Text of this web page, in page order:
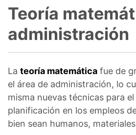
Teoría
administración
La teoría matemática fue de
el área de administración, lo
misma nuevas técnicas para
planificación en los empleos
bien sean humanos,